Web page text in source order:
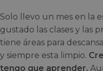
Solo llevo un mes en la
gustado las clases y las
tiene áreas para
y siempre esta limpio.
tengo que aprender.